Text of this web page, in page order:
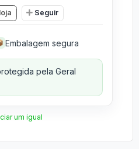
Seguir
Embalagem segura
pela Geral
um igual